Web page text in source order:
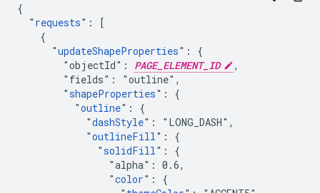
{
  "
requests": [
    {
      "
updateShapeProperties": {
        "objectId":
PAGE_ELEMENT_ID
,
        "fields": "outline",
        "
shapeProperties": {
          "
outline": {
            "
dashStyle": "LONG_DASH",
            "
outlineFill ": {
              "
solidFill ": {
                "alpha": 0.6,
                "
color": {